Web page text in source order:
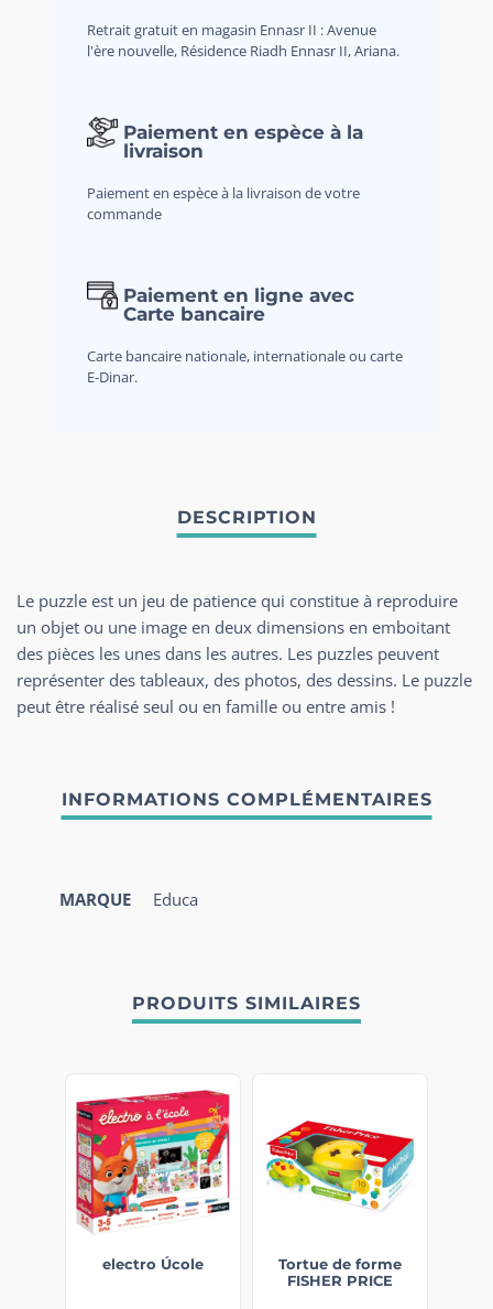
Retrait gratuit en magasin Ennasr II : Avenue
l'ère nouvelle, Résidence Riadh Ennasr II, Ariana.
Paiement en espèce à la
livraison
Paiement en espèce à la livraison de votre
commande
Paiement en ligne avec
Carte bancaire
Carte bancaire nationale, internationale ou carte
E-Dinar.
Le puzzle est un jeu de patience qui constitue à reproduire
un objet ou une image en deux dimensions en emboitant
des pièces les unes dans les autres. Les puzzles peuvent
représenter des tableaux, des photos, des dessins. Le puzzle
peut être réalisé seul ou en famille ou entre amis !
MARQUE Educa
PRODUITS SIMILAIRES
electro Úcole
Tortue de forme
FISHER PRICE